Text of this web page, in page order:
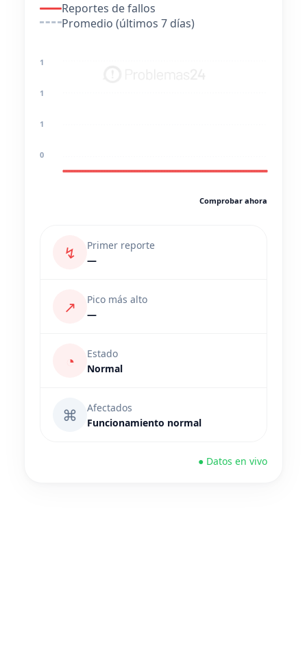
Reportes de fallos
Promedio (últimos 7 días)
1
1
1
0
Comprobar ahora
↯
Primer reporte
—
↗
Pico más alto
—
◔
Estado
Normal
⌘
Afectados
Funcionamiento normal
● Datos en vivo